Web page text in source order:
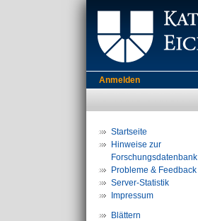
Anmelden
Startseite
Hinweise zur
Forschungsdatenbank
Probleme & Feedback
Server-Statistik
Impressum
Blättern